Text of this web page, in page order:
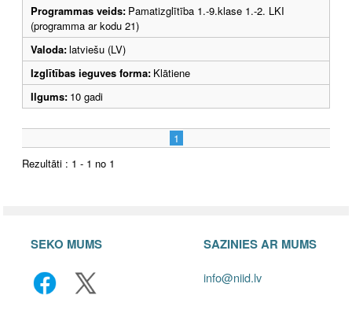
Programmas veids: Pamatizglītība 1.-9.klase 1.-2. LKI
(programma ar kodu 21)
Valoda:latviešu (LV)
Izglītības ieguves forma: Klātiene
Ilgums: 10 gadi
1
Rezultāti : 1 - 1 no 1
SEKO MUMS SAZINIES AR MUMS
info@niid.lv